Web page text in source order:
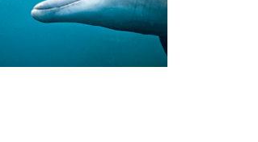
שירות נהדר
מצוין.